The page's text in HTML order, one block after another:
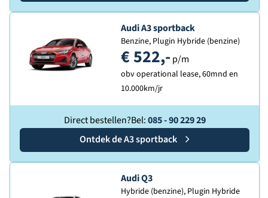
Ontdek de
Audi A3 sportback
Benzine, Plugin Hybride (benzine)
€ 522,- p/m
obv operational lease, 60mnd en
10.000km/jr
Direct bestellen?Bel:085 - 90 229 29
Ontdek deAudi
A3 sportback
Ontdek de
Audi Q3
Hybride (benzine), Plugin Hybride